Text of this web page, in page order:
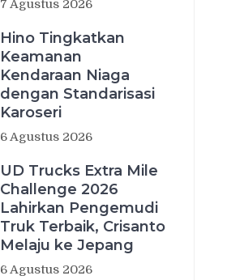
7 Agustus 2026
Hino Tingkatkan
Keamanan
Kendaraan Niaga
dengan Standarisasi
Karoseri
6 Agustus 2026
UD Trucks Extra Mile
Challenge 2026
Lahirkan Pengemudi
Truk Terbaik, Crisanto
Melaju ke Jepang
6 Agustus 2026